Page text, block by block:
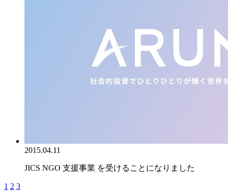
2015.04.11
JICS NGO 支援事業 を受けることになりました
1 2 3